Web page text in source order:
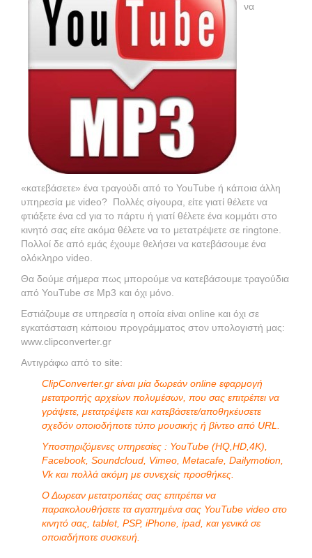
να
«κατεβάσετε» ένα τραγούδι από το YouTube ή κάποια άλλη
υπηρεσία με video? Πολλές σίγουρα, είτε γιατί θέλετε να
φτιάξετε ένα cd για το πάρτυ ή γιατί θέλετε ένα κομμάτι στο
κινητό σας είτε ακόμα θέλετε να το μετατρέψετε σε ringtone.
Πολλοί δε από εμάς έχουμε θελήσει να κατεβάσουμε ένα
ολόκληρο video.
Θα δούμε σήμερα πως μπορούμε να κατεβάσουμε τραγούδια
από YouTube σε Mp3 και όχι μόνο.
Εστιάζουμε σε υπηρεσία η οποία είναι online και όχι σε
εγκατάσταση κάποιου προγράμματος στον υπολογιστή μας:
www.clipconverter.gr
Αντιγράφω από το site:
ClipConverter.gr είναι μία δωρεάν online εφαρμογή
μετατροπής αρχείων πολυμέσων, που σας επιτρέπει να
γράψετε, μετατρέψετε και κατεβάσετε/αποθηκέυσετε
σχεδόν οποιοδήποτε τύπο μουσικής ή βίντεο από URL.
Υποστηριζόμενες υπηρεσίες : YouTube (HQ,HD,4K),
Facebook, Soundcloud, Vimeo, Metacafe, Dailymotion,
Vk και πολλά ακόμη με συνεχείς προσθήκες.
Ο Δωρεαν μετατροπέας σας επιτρέπει να
παρακολουθήσετε τα αγαπημένα σας YouTube video στο
κινητό σας, tablet, PSP, iPhone, ipad, και γενικά σε
οποιαδήποτε συσκευή.